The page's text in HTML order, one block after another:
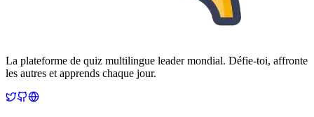
La plateforme de quiz multilingue leader mondial. Défie-toi, affronte
les autres et apprends chaque jour.